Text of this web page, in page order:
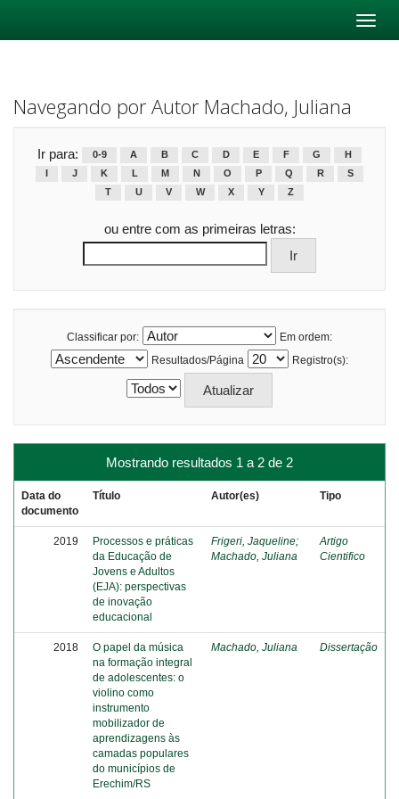
Navegando por Autor Machado, Juliana
Ir para: 0-9 A B C D E F G
H
J K L M N O P Q R
S
T
U V W X Y Z
ou entre com as primeiras letras:
Classificar por:
Em ordem:
Resultados/Página
Registro(s):
Mostrando resultados 1 a 2 de 2
Data do
documento
Título Autor(es) Tipo
2019
Processos e práticas
da Educação de
Jovens e Adultos
(EJA): perspectivas
de inovação
educacional
Frigeri, Jaqueline;
Machado, Juliana
Artigo
Cientifico
2018
O papel da música
na formação integral
de adolescentes: o
violino como
instrumento
mobilizador de
aprendizagens às
camadas populares
do municípios de
Erechim/RS
Machado, Juliana Dissertação